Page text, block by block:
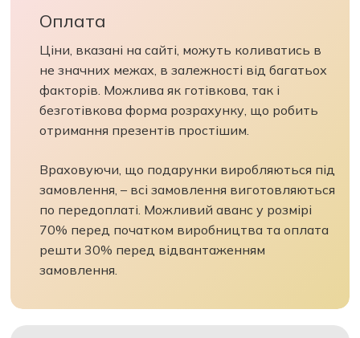
Оплата
Ціни, вказані на сайті, можуть коливатись в
не значних межах, в залежності від багатьох
факторів. Можлива як готівкова, так і
безготівкова форма розрахунку, що робить
отримання презентів простішим.
Враховуючи, що подарунки виробляються під
замовлення, – всі замовлення виготовляються
по передоплаті. Можливий аванс у розмірі
70% перед початком виробництва та оплата
решти 30% перед відвантаженням
замовлення.